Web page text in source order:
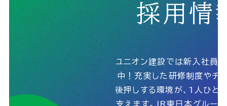
採用情
ユニオン建設では新入社員
中！充実した研修制度やチ
後押しする環境が、1人ひと
支えます。JR東日本グルー